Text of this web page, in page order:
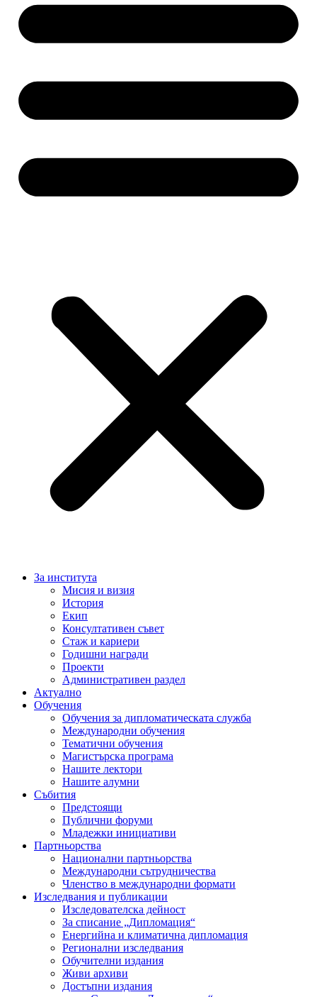
За института
Мисия и визия
История
Екип
Консултативен съвет
Стаж и кариери
Годишни награди
Проекти
Административен раздел
Актуално
Обучения
Обучения за дипломатическата служба
Международни обучения
Тематични обучения
Магистърска програма
Нашите лектори
Нашите алумни
Събития
Предстоящи
Публични форуми
Младежки инициативи
Партньорства
Национални партньорства
Международни сътрудничества
Членство в международни формати
Изследвания и публикации
Изследователска дейност
За списание „Дипломация“
Енергийна и климатична дипломация
Регионални изследвания
Обучителни издания
Живи архиви
Достъпни издания